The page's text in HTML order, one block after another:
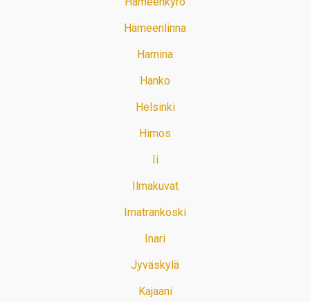
Hämeenlinna
Hamina
Hanko
Helsinki
Himos
Ii
Ilmakuvat
Imatrankoski
Inari
Jyväskylä
Kajaani